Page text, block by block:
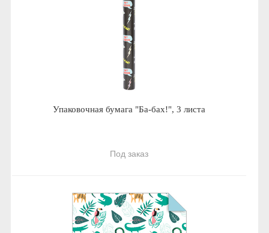
Упаковочная бумага "Ба-бах!", 3 листа
Под заказ